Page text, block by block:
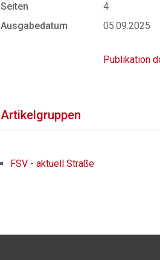
Seiten
4
Ausgabedatum
05.09.2025
Publikation
Artikelgruppen
FSV - aktuell Straße